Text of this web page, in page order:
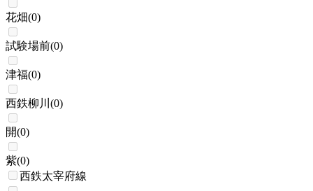
花畑(0)
試験場前(0)
津福(0)
西鉄柳川 (0)
開(0)
紫(0)
西鉄太宰府線